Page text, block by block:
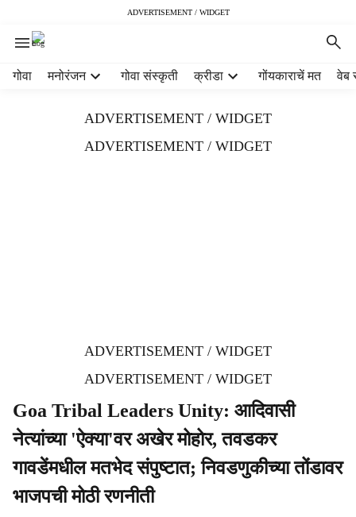
ADVERTISEMENT / WIDGET
गोवा मनोरंजन गोवा संस्कृती क्रीडा गोंयकाराचें मत वेब
ADVERTISEMENT / WIDGET
ADVERTISEMENT / WIDGET
ADVERTISEMENT / WIDGET
ADVERTISEMENT / WIDGET
Goa Tribal Leaders Unity: आदिवासी
नेत्यांच्या 'ऐक्या'वर अखेर मोहोर, तवडकर
गावडेंमधील मतभेद संपुष्टात; निवडणुकीच्या तोंडावर
भाजपची मोठी रणनीती